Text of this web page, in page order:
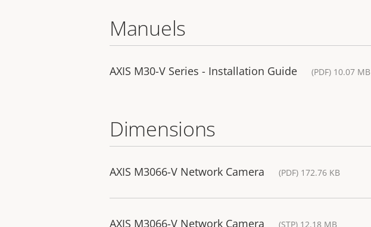
Manuels
AXIS M30-V Series - Installation Guide (PDF) 10.07 MB
Dimensions
AXIS M3066-V Network Camera (PDF) 172.76 KB
AXIS M3066-V Network Camera (STP) 12.18 MB